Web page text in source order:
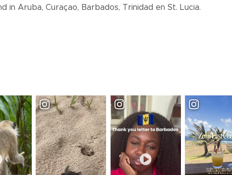
in Aruba, Curaçao, Barbados, Trinidad en St. Lucia.